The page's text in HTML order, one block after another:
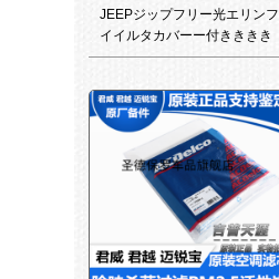
JEEPジップフリー光エリンフ
イイルタカバーー付きききき
みえちゃん保护カバーー